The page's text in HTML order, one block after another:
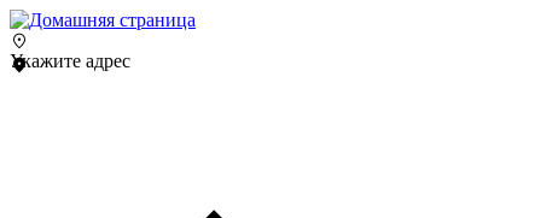
Укажите адрес